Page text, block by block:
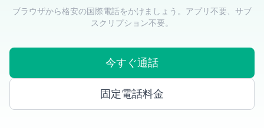
ブラウザから格安の国際電話をかけましょう。アプリ不要、サブ
スクリプション不要。
今すぐ通話
固定電話料金